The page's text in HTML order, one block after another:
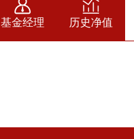
基金经理 历史净值